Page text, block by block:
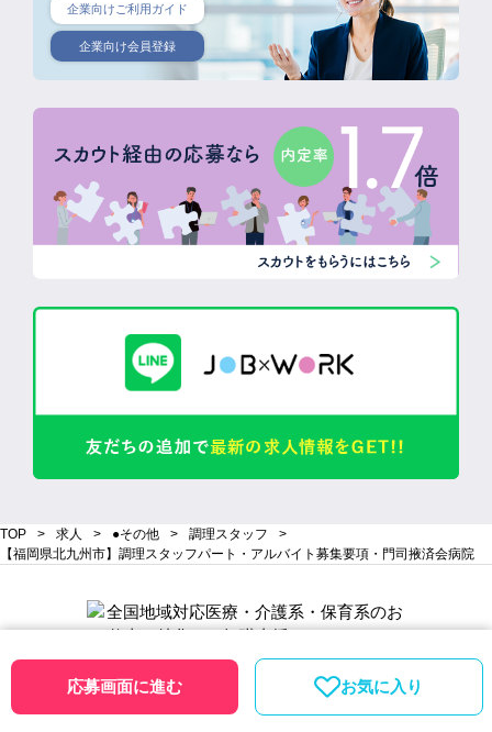
応募画面に進む お気に入り
企業向けご利用ガイド
企業向け会員登録
TOP 求人 ●その他
調理スタッフ
【福岡県北九州市】調理スタッフパート・アルバイト募集要項・門司掖済会病院
会員登録 ログイン